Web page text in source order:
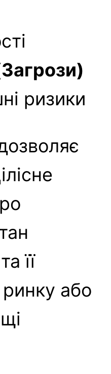
ризики
її
або